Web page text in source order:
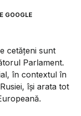
GOOGLE
cetățeni sunt
Parlament.
în contextul în
își arata tot